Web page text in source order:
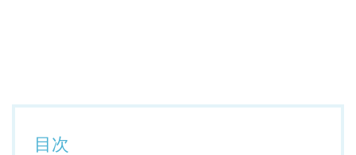
目次